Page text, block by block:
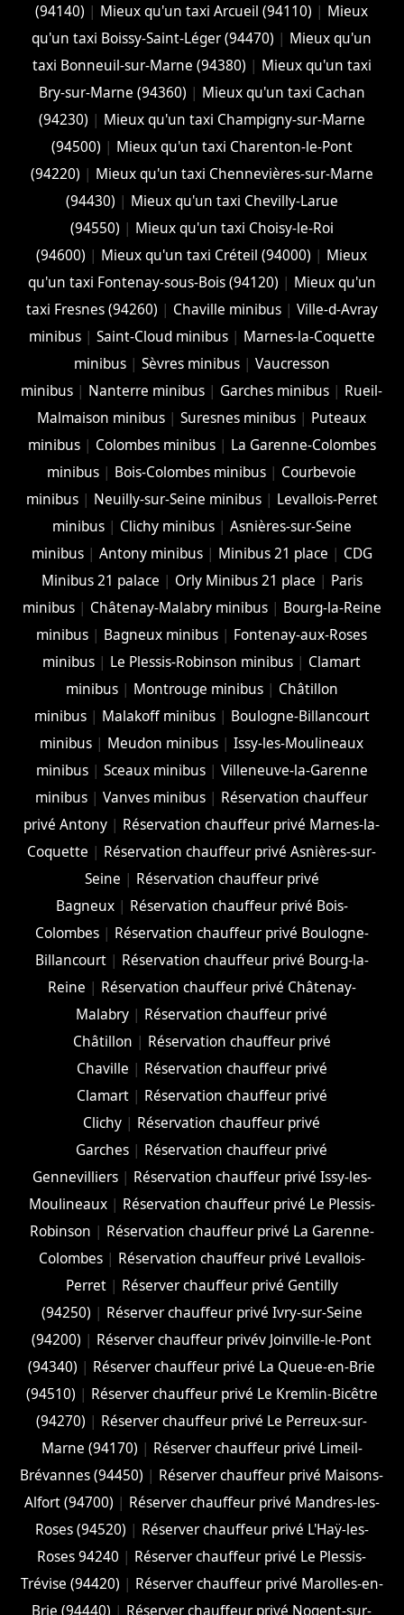
(94140) | Mieux qu'un taxi Arcueil (94110) | Mieux
qu'un taxi Boissy-Saint-Léger (94470) | Mieux qu'un
taxi Bonneuil-sur-Marne (94380) | Mieux qu'un taxi
Bry-sur-Marne (94360) | Mieux qu'un taxi Cachan
(94230) | Mieux qu'un taxi Champigny-sur-Marne
(94500) | Mieux qu'un taxi Charenton-le-Pont
(94220) | Mieux qu'un taxi Chennevières-sur-Marne
(94430) | Mieux qu'un taxi Chevilly-Larue
(94550) | Mieux qu'un taxi Choisy-le-Roi
(94600) | Mieux qu'un taxi Créteil (94000) | Mieux
qu'un taxi Fontenay-sous-Bois (94120) | Mieux qu'un
taxi Fresnes (94260) | Chaville minibus| Ville-d-Avray
minibus| Saint-Cloud minibus| Marnes-la-Coquette
minibus| Sèvres minibus| Vaucresson
minibus | Nanterre minibus | Garches minibus | Rueil-
Malmaison minibus |Suresnes minibus | Puteaux
minibus| Colombes minibus| La Garenne-Colombes
minibus | Bois-Colombes minibus | Courbevoie
minibus| Neuilly-sur-Seine minibus| Levallois-Perret
minibus| Clichy minibus| Asnières-sur-Seine
minibus| Antony minibus| Minibus 21 place | CDG
Minibus 21 palace | Orly Minibus 21 place | Paris
minibus| Châtenay-Malabry minibus| Bourg-la-Reine
minibus | Bagneux minibus | Fontenay-aux-Roses
minibus | Le Plessis-Robinson minibus | Clamart
minibus| Montrouge minibus| Châtillon
minibus| Malakoff minibus| Boulogne-Billancourt
minibus | Meudon minibus |Issy-les-Moulineaux
minibus| Sceaux minibus| Villeneuve-la-Garenne
minibus |Vanves minibus | Réservation chauffeur
privé Antony | Réservation chauffeur privé Marnes-la-
Coquette | Réservation chauffeur privé Asnières-sur-
Seine | Réservation chauffeur privé
Bagneux| Réservation chauffeur privé Bois-
Colombes| Réservation chauffeur privé Boulogne-
Billancourt| Réservation chauffeur privé Bourg-la-
Reine | Réservation chauffeur privé Châtenay-
Malabry | Réservation chauffeur privé
Châtillon | Réservation chauffeur privé
Chaville | Réservation chauffeur privé
Clamart| Réservation chauffeur privé
Clichy | Réservation chauffeur privé
Garches | Réservation chauffeur privé
Gennevilliers| Réservation chauffeur privé Issy-les-
Moulineaux| Réservation chauffeur privé Le Plessis-
Robinson | Réservation chauffeur privé La Garenne-
Colombes| Réservation chauffeur privé Levallois-
Perret| Réserver chauffeur privé Gentilly
(94250) | Réserver chauffeur privé Ivry-sur-Seine
(94200) | Réserver chauffeur privév Joinville-le-Pont
(94340) | Réserver chauffeur privé La Queue-en-Brie
(94510) | Réserver chauffeur privé Le Kremlin-Bicêtre
(94270) | Réserver chauffeur privé Le Perreux-sur-
Marne (94170) | Réserver chauffeur privé Limeil-
Brévannes (94450) | Réserver chauffeur privé Maisons-
Alfort (94700) | Réserver chauffeur privé Mandres-les-
Roses (94520) | Réserver chauffeur privé L'Haÿ-les-
Roses 94240 | Réserver chauffeur privé Le Plessis-
Trévise (94420) | Réserver chauffeur privé Marolles-en-
Brie (94440) | Réserver chauffeur privé Nogent-sur-